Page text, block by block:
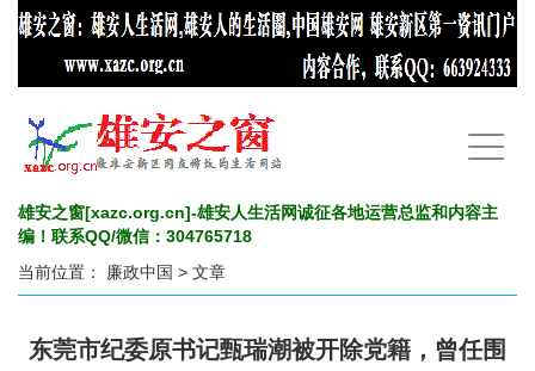
手
机
航
雄安之窗[xazc.org.cn]-雄安人生活网诚征各地运营总监和内容主
编！联系QQ/微信：304765718
当前位置： 廉政中国 > 文章
东莞市纪委原书记甄瑞潮被开除党籍，曾任围